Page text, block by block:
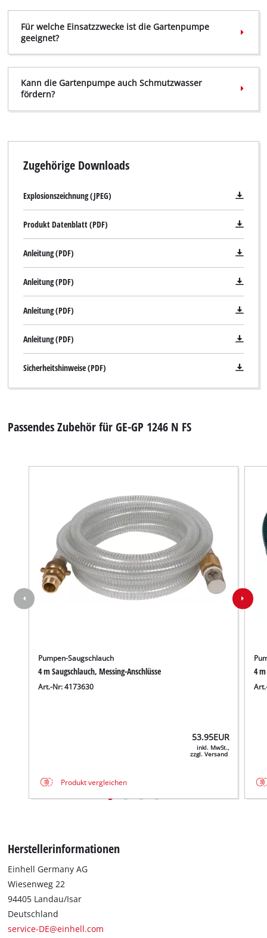
Google Maps laden zu können!
the site with their CMP to add this content
Für welche Einsatzzwecke ist die Gartenpumpe
geeignet?
Kann die Gartenpumpe auch Schmutzwasser
fördern?
Zugehörige Downloads
Explosionszeichnung (JPEG)
Produkt Datenblatt (PDF)
Anleitung (PDF)
Anleitung (PDF)
Anleitung (PDF)
Anleitung (PDF)
Sicherheitshinweise (PDF)
Passendes Zubehör für GE-GP 1246 N FS
Pumpen-Saugschlauch
4 m Saugschlauch, Messing-Anschlüsse
Art.-Nr: 4173630
53.95EUR
inkl. MwSt.,
zzgl. Versand
Produkt vergleichen
4
Herstellerinformationen
Einhell Germany AG
Wiesenweg 22
94405 Landau/Isar
Deutschland
service-DE@einhell.com